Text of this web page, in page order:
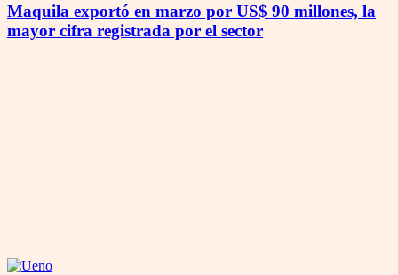
Maquila exportó en marzo por US$ 90 millones, la
mayor cifra registrada por el sector